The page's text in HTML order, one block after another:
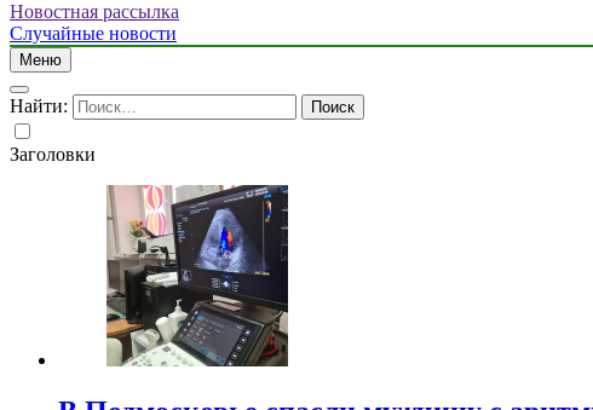
Новостная рассылка
Случайные новости
Меню
Найти:
Заголовки